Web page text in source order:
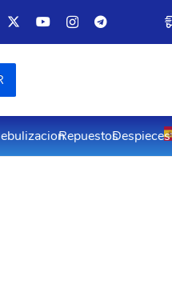
RepuestosDespieces